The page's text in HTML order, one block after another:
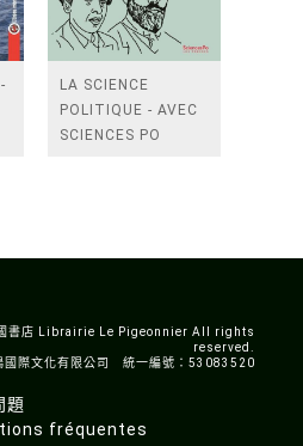
LA SCIENCE
POLITIQUE - AVEC
SCIENCES PO
書店 Librairie Le Pigeonnier All rights
reserved.
國際文化有限公司 統一編號：53083520
題
fréquentes